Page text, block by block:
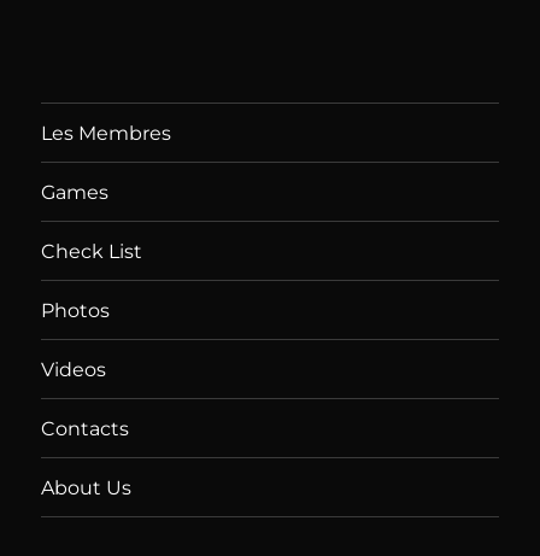
Les Membres
Games
Check List
Photos
Videos
Contacts
About Us